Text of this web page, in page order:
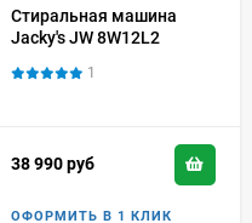
Стиральная машина
Jacky's JW 8W12L2
1
38 990руб